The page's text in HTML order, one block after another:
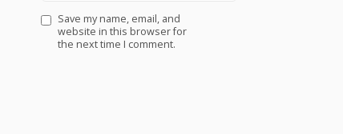
Save my name, email, and
website in this browser for
the next time I comment.